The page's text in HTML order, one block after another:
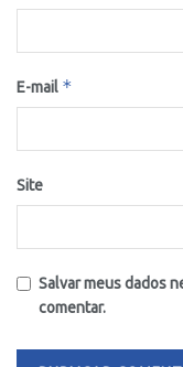
E-mail *
Site
Salvar meus dados
comentar.